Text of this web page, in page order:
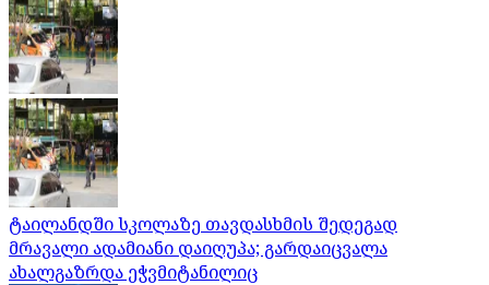
ტაილანდში სკოლაზე თავდასხმის შედეგად
მრავალი ადამიანი დაიღუპა; გარდაიცვალა
ახალგაზრდა ეჭვმიტანილიც